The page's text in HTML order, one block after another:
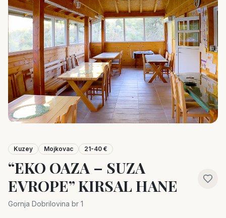
Kuzey Mojkovac 21-40 €
“EKO OAZA – SUZA
EVROPE” KIRSAL HANE
Gornja Dobrilovina br 1